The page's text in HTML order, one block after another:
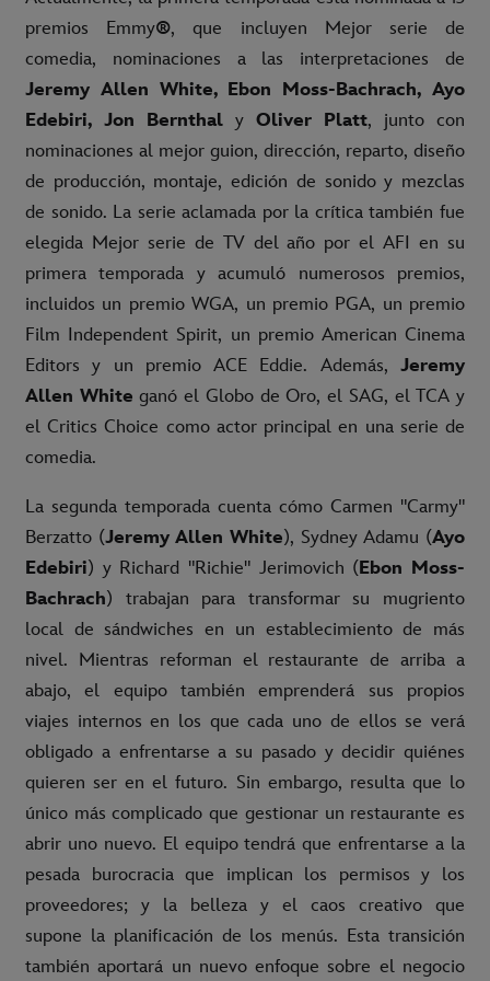
premios Emmy®, que incluyen Mejor serie de
comedia, nominaciones a las interpretaciones de
Jeremy Allen White, Ebon Moss-Bachrach, Ayo
Edebiri, Jon Bernthal y Oliver Platt, junto con
nominaciones al mejor guion, dirección, reparto, diseño
de producción, montaje, edición de sonido y mezclas
de sonido. La serie aclamada por la crítica también fue
elegida Mejor serie de TV del año por el AFI en su
primera temporada y acumuló numerosos premios,
incluidos un premio WGA, un premio PGA, un premio
Film Independent Spirit, un premio American Cinema
Editors y un premio ACE Eddie. Además, Jeremy
Allen Whiteganó el Globo de Oro, el SAG, el TCA y
el Critics Choice como actor principal en una serie de
comedia.
La segunda temporada cuenta cómo Carmen "Carmy"
Berzatto (Jeremy Allen White), Sydney Adamu (Ayo
Edebiri) y Richard "Richie" Jerimovich (Ebon Moss-
Bachrach) trabajan para transformar su mugriento
local de sándwiches en un establecimiento de más
nivel. Mientras reforman el restaurante de arriba a
abajo, el equipo también emprenderá sus propios
viajes internos en los que cada uno de ellos se verá
obligado a enfrentarse a su pasado y decidir quiénes
quieren ser en el futuro. Sin embargo, resulta que lo
único más complicado que gestionar un restaurante es
abrir uno nuevo. El equipo tendrá que enfrentarse a la
pesada burocracia que implican los permisos y los
proveedores; y la belleza y el caos creativo que
supone la planificación de los menús. Esta transición
también aportará un nuevo enfoque sobre el negocio